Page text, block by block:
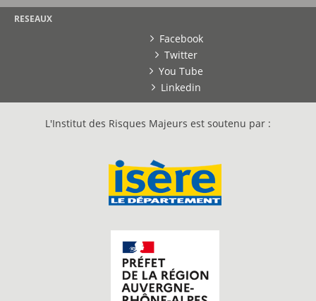
RESEAUX
Facebook
Twitter
You Tube
Linkedin
L'Institut des Risques Majeurs est soutenu par :